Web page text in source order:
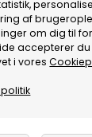
af
om dig til
accepterer
i vores